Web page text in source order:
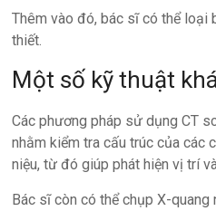
Thêm vào đó, bác sĩ có thể loại
thiết.
Một số kỹ thuật
Các phương pháp sử dụng CT
nhằm kiểm tra cấu trúc của các
niệu, từ đó giúp phát hiện vị trí
Bác sĩ còn có thể chụp X-